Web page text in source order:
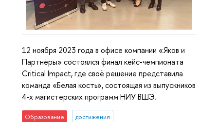
12 ноября 2023 года в офисе компании «Яков и
Партнёры» состоялся финал кейс-чемпионата
Critical Impact, где своё решение представила
команда «Белая кость», состоящая из выпускников
4-х магистерских программ НИУ ВШЭ.
Образование достижения